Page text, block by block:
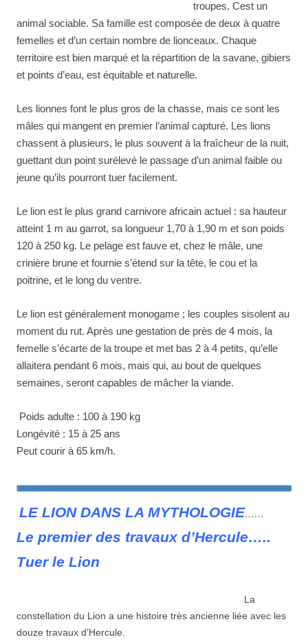
troupes. Cest un
animal sociable. Sa famille est composée de deux à quatre
femelles et d’un certain nombre de lionceaux. Chaque
territoire est bien marqué et la répartition de la savane, gibiers
et points d’eau, est équitable et naturelle.
Les lionnes font le plus gros de la chasse, mais ce sont les
mâles qui mangent en premier l’animal capturé. Les lions
chassent à plusieurs, le plus souvent à la fraîcheur de la nuit,
guettant dun point surélevé le passage d’un animal faible ou
jeune qu’ils pourront tuer facilement.
Le lion est le plus grand carnivore africain actuel : sa hauteur
atteint 1 m au garrot, sa longueur 1,70 à 1,90 m et son poids
120 à 250 kg. Le pelage est fauve et, chez le mâle, une
crinière brune et fournie s’étend sur la tête, le cou et la
poitrine, et le long du ventre.
Le lion est généralement monogame ; les couples sisolent au
moment du rut. Après une gestation de près de 4 mois, la
femelle s’écarte de la troupe et met bas 2 à 4 petits, qu’elle
allaitera pendant 6 mois, mais qui, au bout de quelques
semaines, seront capables de mâcher la viande.
Poids adulte : 100 à 190 kg
Longévité : 15 à 25 ans
Peut courir à 65 km/h.
LE LION DANS LA MYTHOLOGIE……
Le premier des travaux d’Hercule…..
Tuer le Lion
La
constellation du Lion a une histoire très ancienne liée avec les
douze travaux d’Hercule.